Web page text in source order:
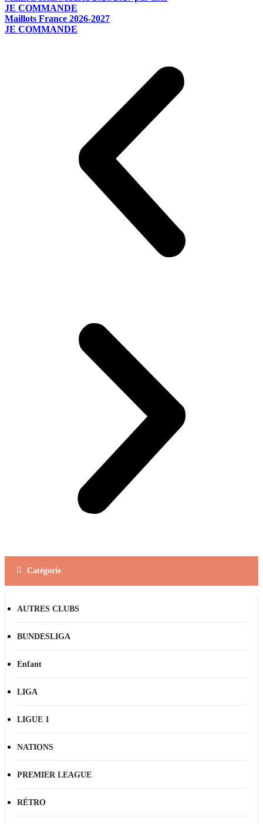
JE COMMANDE
Maillots France 2026-2027
JE COMMANDE
Catégorie
AUTRES CLUBS
BUNDESLIGA
Enfant
LIGA
LIGUE 1
NATIONS
PREMIER LEAGUE
RÉTRO